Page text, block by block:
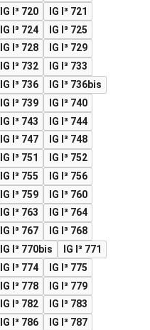
IG I³ 720
IG I³ 721
IG I³ 724
IG I³ 725
IG I³ 728
IG I³ 729
IG I³ 732
IG I³ 733
IG I³ 736
IG I³ 736bis
IG I³ 739
IG I³ 740
IG I³ 743
IG I³ 744
IG I³ 747
IG I³ 748
IG I³ 751
IG I³ 752
IG I³ 755
IG I³ 756
IG I³ 759
IG I³ 760
IG I³ 763
IG I³ 764
IG I³ 767
IG I³ 768
IG I³ 770bis
IG I³ 771
IG I³ 774
IG I³ 775
IG I³ 778
IG I³ 779
IG I³ 782
IG I³ 783
IG I³ 786
IG I³ 787